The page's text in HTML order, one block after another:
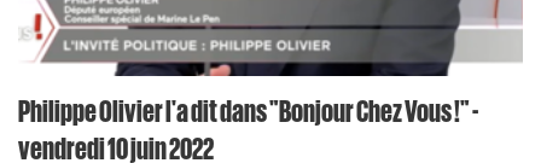
Philippe Olivier l'a dit dans "Bonjour Chez Vous !" -
vendredi 10 juin 2022